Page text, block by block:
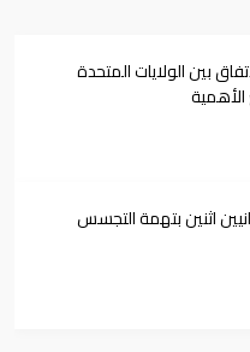
بين الولايات المتحدة
الأهمية
اثنين بتهمة التجسس